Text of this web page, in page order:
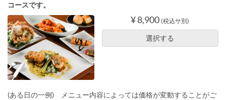
コースです。
¥ 8,900 (税込サ別)
選択する
(ある日の一例) メニュー内容によっては価格が変動することがご